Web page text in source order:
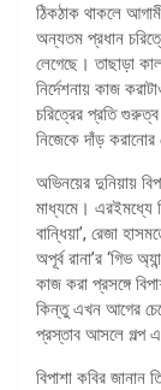
ঠিকঠাক থাকলে
অন্যতম প্রধান
লেগেছে। তাছাড়া
নির্দেশনায় কাজ
চরিত্রের প্রতি
নিজেকে দাঁড় করানোর
অভিনয়ের দুনিয়ায়
মাধ্যমে। এরইমধ্যে
বান্ধিয়া’, রেজা
অপূর্ব রানা’র ‘গিভ
কাজ করা প্রসঙ্গে
কিন্তু এখন আগের
প্রস্তাব আসলে গল্প
বিপাশা কবির জানান